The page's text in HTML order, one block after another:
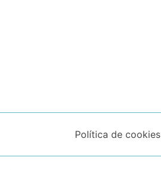
Política de cookies